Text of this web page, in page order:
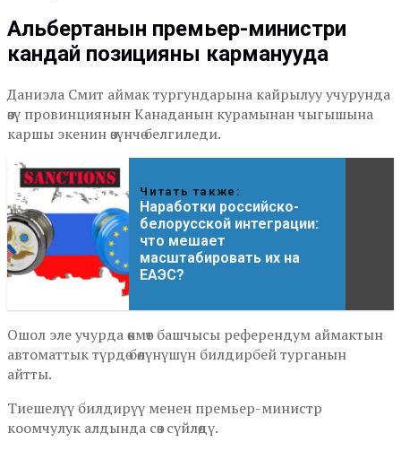
Альбертанын премьер-министри
кандай позицияны карманууда
Даниэла Смит аймак тургундарына кайрылуу учурунда
өзү провинциянын Канаданын курамынан чыгышына
каршы экенин өзүнчө белгиледи.
Читать также:
Наработки российско-
белорусской интеграции:
что мешает
масштабировать их на
ЕАЭС?
Ошол эле учурда өкмөт башчысы референдум аймактын
автоматтык түрдө бөлүнүшүн билдирбей турганын
айтты.
Тиешелүү билдирүү менен премьер-министр
коомчулук алдында сөз сүйлөдү.